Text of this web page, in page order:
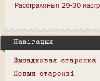
Расстраляныя 29-30
Навігацыя
Выпадковая старонка
Новыя старонкі